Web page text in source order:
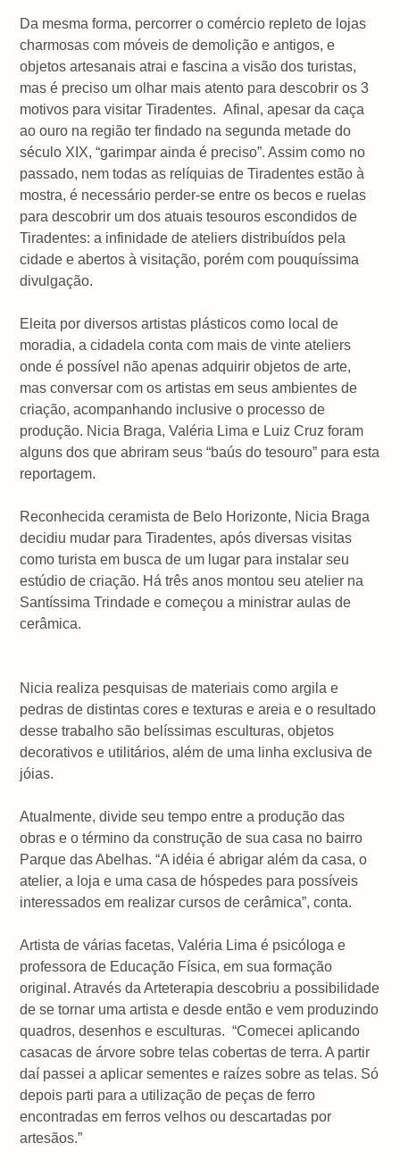
Da mesma forma, percorrer o comércio repleto de lojas
charmosas com móveis de demolição e antigos, e
objetos artesanais atrai e fascina a visão dos turistas,
mas é preciso um olhar mais atento para descobrir os 3
motivos para visitar Tiradentes. Afinal, apesar da caça
ao ouro na região ter findado na segunda metade do
século XIX, “garimpar ainda é preciso”. Assim como no
passado, nem todas as relíquias de Tiradentes estão à
mostra, é necessário perder-se entre os becos e ruelas
para descobrir um dos atuais tesouros escondidos de
Tiradentes: a infinidade de ateliers distribuídos pela
cidade e abertos à visitação, porém com pouquíssima
divulgação.
Eleita por diversos artistas plásticos como local de
moradia, a cidadela conta com mais de vinte ateliers
onde é possível não apenas adquirir objetos de arte,
mas conversar com os artistas em seus ambientes de
criação, acompanhando inclusive o processo de
produção. Nicia Braga, Valéria Lima e Luiz Cruz foram
alguns dos que abriram seus “baús do tesouro” para esta
reportagem.
Reconhecida ceramista de Belo Horizonte, Nicia Braga
decidiu mudar para Tiradentes, após diversas visitas
como turista em busca de um lugar para instalar seu
estúdio de criação. Há três anos montou seu atelier na
Santíssima Trindade e começou a ministrar aulas de
cerâmica.
Nicia realiza pesquisas de materiais como argila e
pedras de distintas cores e texturas e areia e o resultado
desse trabalho são belíssimas esculturas, objetos
decorativos e utilitários, além de uma linha exclusiva de
jóias.
Atualmente, divide seu tempo entre a produção das
obras e o término da construção de sua casa no bairro
Parque das Abelhas. “A idéia é abrigar além da casa, o
atelier, a loja e uma casa de hóspedes para possíveis
interessados em realizar cursos de cerâmica”, conta.
Artista de várias facetas, Valéria Lima é psicóloga e
professora de Educação Física, em sua formação
original. Através da Arteterapia descobriu a possibilidade
de se tornar uma artista e desde então e vem produzindo
quadros, desenhos e esculturas. “Comecei aplicando
casacas de árvore sobre telas cobertas de terra. A partir
daí passei a aplicar sementes e raízes sobre as telas. Só
depois parti para a utilização de peças de ferro
encontradas em ferros velhos ou descartadas por
artesãos.”